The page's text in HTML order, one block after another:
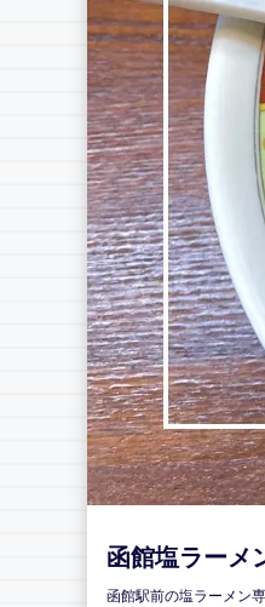
函館塩ラーメ
函館駅前の塩ラーメン